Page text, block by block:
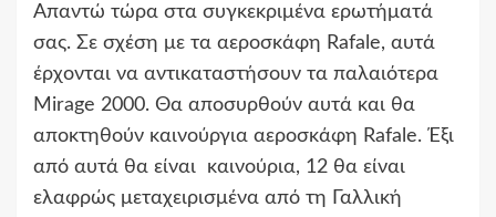
Απαντώ τώρα στα συγκεκριμένα ερωτήματά
σας. Σε σχέση με τα αεροσκάφη Rafale, αυτά
έρχονται να αντικαταστήσουν τα παλαιότερα
Mirage 2000. Θα αποσυρθούν αυτά και θα
αποκτηθούν καινούργια αεροσκάφη Rafale. Έξι
από αυτά θα είναι καινούρια, 12 θα είναι
ελαφρώς μεταχειρισμένα από τη Γαλλική